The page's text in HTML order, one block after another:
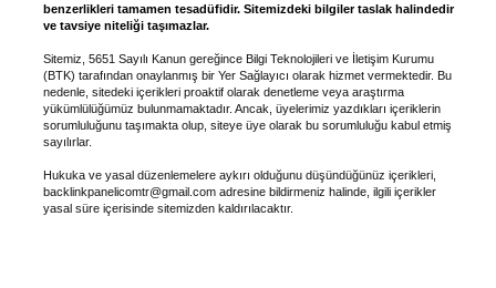
benzerlikleri tamamen tesadüfidir. Sitemizdeki bilgiler taslak halindedir
ve tavsiye niteliği taşımazlar.
Sitemiz, 5651 Sayılı Kanun gereğince Bilgi Teknolojileri ve İletişim Kurumu
(BTK) tarafından onaylanmış bir Yer Sağlayıcı olarak hizmet vermektedir. Bu
nedenle, sitedeki içerikleri proaktif olarak denetleme veya araştırma
yükümlülüğümüz bulunmamaktadır. Ancak, üyelerimiz yazdıkları içeriklerin
sorumluluğunu taşımakta olup, siteye üye olarak bu sorumluluğu kabul etmiş
sayılırlar.
Hukuka ve yasal düzenlemelere aykırı olduğunu düşündüğünüz içerikleri,
backlinkpanelicomtr@gmail.comadresine bildirmeniz halinde, ilgili içerikler
yasal süre içerisinde sitemizden kaldırılacaktır.